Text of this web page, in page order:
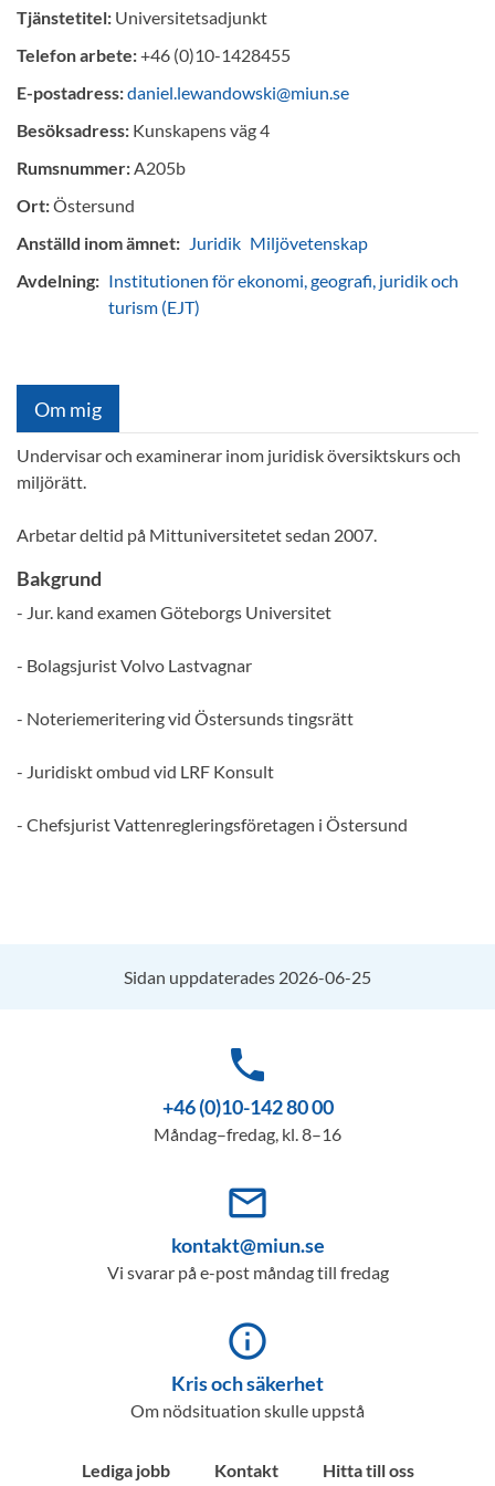
Tjänstetitel: Universitetsadjunkt
Telefon arbete:+46 (0)10-1428455
E-postadress:daniel.lewandowski@miun.se
Besöksadress: Kunskapens väg 4
Rumsnummer:A205b
Ort:Östersund
Anställd inom ämnet: Juridik Miljövetenskap
Avdelning: Institutionen för ekonomi, geografi, juridik och
turism (EJT)
Om mig
Undervisar och examinerar inom juridisk översiktskurs och
miljörätt.
Arbetar deltid på Mittuniversitetet sedan 2007.
Bakgrund
- Jur. kand examen Göteborgs Universitet
- Bolagsjurist Volvo Lastvagnar
- Noteriemeritering vid Östersunds tingsrätt
- Juridiskt ombud vid LRF Konsult
- Chefsjurist Vattenregleringsföretagen i Östersund
Sidan uppdaterades 2026-06-25
phone
+46 (0)10-142 80 00
Måndag–fredag, kl. 8–16
mail_outline
kontakt@miun.se
Vi svarar på e-post måndag till fredag
info_outline
Kris och säkerhet
Om nödsituation skulle uppstå
Lediga jobb Kontakt Hitta till oss